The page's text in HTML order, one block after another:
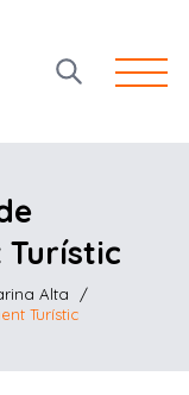
Open
Turístic
Alta
/
Turístic